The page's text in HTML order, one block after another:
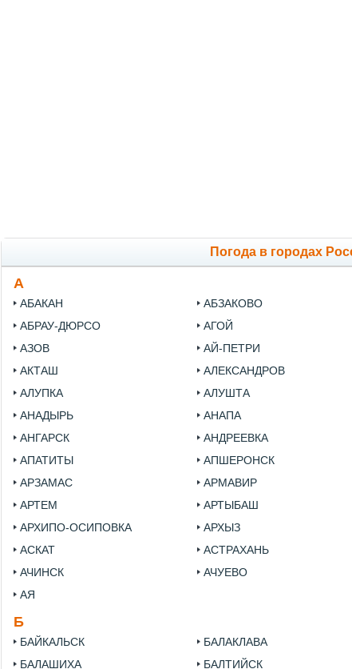
Погода в городах
А
АБАКАН АБЗАКОВО
АБРАУ-ДЮРСО
АГОЙ
АЗОВ
АЙ-ПЕТРИ
АКТАШ
АЛЕКСАНДРОВ
АЛУПКА
АЛУШТА
АНАДЫРЬ
АНАПА
АНГАРСК
АНДРЕЕВКА
АПАТИТЫ
АПШЕРОНСК
АРЗАМАС
АРМАВИР
АРТЕМ
АРТЫБАШ
АРХИПО-ОСИПОВКА
АРХЫЗ
АСКАТ
АСТРАХАНЬ
АЧИНСК
АЧУЕВО
АЯ
Б
БАЙКАЛЬСК БАЛАКЛАВА
БАЛАШИХА
БАЛТИЙСК